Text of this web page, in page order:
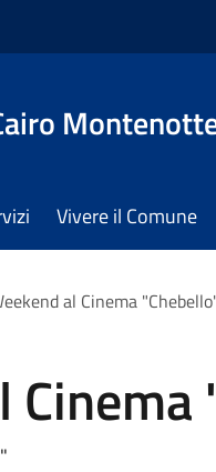
Vivere il Comune
al Cinema
Cinema